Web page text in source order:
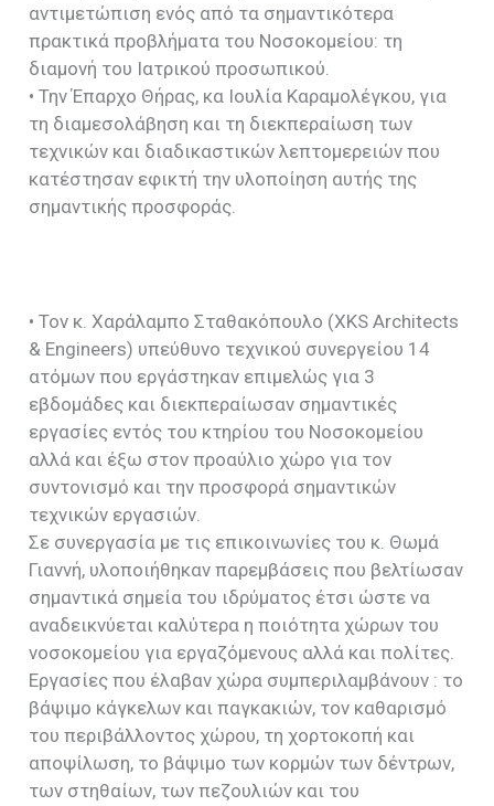
αντιμετώπιση ενός από τα σημαντικότερα
πρακτικά προβλήματα του Νοσοκομείου: τη
διαμονή του Ιατρικού προσωπικού.
• Την Έπαρχο Θήρας, κα Ιουλία Καραμολέγκου, για
τη διαμεσολάβηση και τη διεκπεραίωση των
τεχνικών και διαδικαστικών λεπτομερειών που
κατέστησαν εφικτή την υλοποίηση αυτής της
σημαντικής προσφοράς.
• Τον κ. Χαράλαμπο Σταθακόπουλο (XKS Architects
& Engineers) υπεύθυνο τεχνικού συνεργείου 14
ατόμων που εργάστηκαν επιμελώς για 3
εβδομάδες και διεκπεραίωσαν σημαντικές
εργασίες εντός του κτηρίου του Νοσοκομείου
αλλά και έξω στον προαύλιο χώρο για τον
συντονισμό και την προσφορά σημαντικών
τεχνικών εργασιών.
Σε συνεργασία με τις επικοινωνίες του κ. Θωμά
Γιαννή, υλοποιήθηκαν παρεμβάσεις που βελτίωσαν
σημαντικά σημεία του ιδρύματος έτσι ώστε να
αναδεικνύεται καλύτερα η ποιότητα χώρων του
νοσοκομείου για εργαζόμενους αλλά και πολίτες.
Εργασίες που έλαβαν χώρα συμπεριλαμβάνουν : το
βάψιμο κάγκελων και παγκακιών, τον καθαρισμό
του περιβάλλοντος χώρου, τη χορτοκοπή και
αποψίλωση, το βάψιμο των κορμών των δέντρων,
των στηθαίων, των πεζουλιών και του